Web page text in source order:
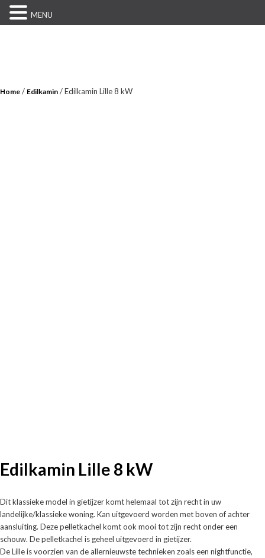
Home / Edilkamin / Edilkamin Lille 8 kW
Edilkamin Lille 8 kW
Dit klassieke model in gietijzer komt helemaal tot zijn recht in uw
landelijke/klassieke woning. Kan uitgevoerd worden met boven of achter
aansluiting. Deze pelletkachel komt ook mooi tot zijn recht onder een
schouw. De pelletkachel is geheel uitgevoerd in gietijzer.
De Lille is voorzien van de allernieuwste technieken zoals een nightfunctie,
MENU